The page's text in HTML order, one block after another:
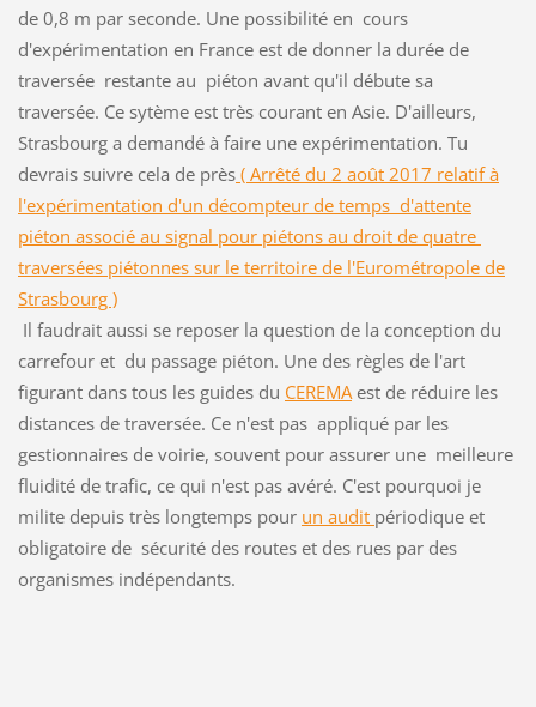
de 0,8 m par seconde. Une possibilité en cours
d'expérimentation en France est de donner la durée de
traversée restante au piéton avant qu'il débute sa
traversée. Ce sytème est très courant en Asie. D'ailleurs,
Strasbourg a demandé à faire une expérimentation. Tu
devrais suivre cela de près( Arrêté du 2 août 2017 relatif à
l'expérimentation d'un décompteur de temps d'attente
piéton associé au signal pour piétons au droit de quatre
traversées piétonnes sur le territoire de l'Eurométropole de
Strasbourg )
Il faudrait aussi se reposer la question de la conception du
carrefour et du passage piéton. Une des règles de l'art
figurant dans tous les guides du CEREMAest de réduire les
distances de traversée. Ce n'est pas appliqué par les
gestionnaires de voirie, souvent pour assurer une meilleure
fluidité de trafic, ce qui n'est pas avéré. C'est pourquoi je
milite depuis très longtemps pour un audit périodique et
obligatoire de sécurité des routes et des rues par des
organismes indépendants.